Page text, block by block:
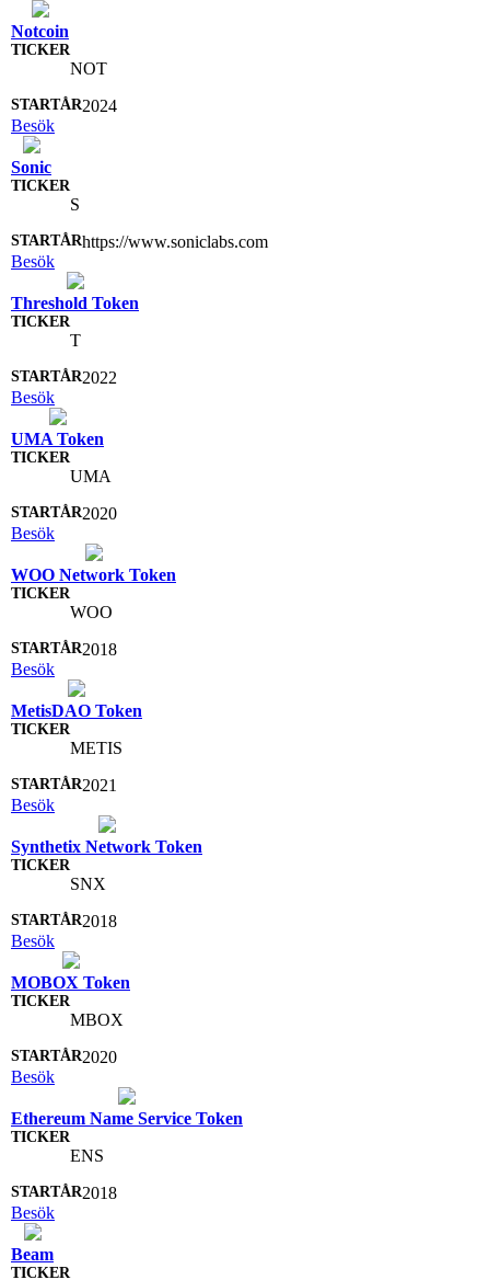
Notcoin
NOT
2024
Besök
Sonic
S
https://www.soniclabs.com
Besök
Threshold Token
T
2022
Besök
UMA Token
UMA
2020
Besök
WOO Network Token
WOO
2018
Besök
MetisDAO Token
METIS
2021
Besök
Synthetix Network Token
SNX
2018
Besök
MOBOX Token
MBOX
2020
Besök
Ethereum Name Service Token
ENS
2018
Besök
Beam